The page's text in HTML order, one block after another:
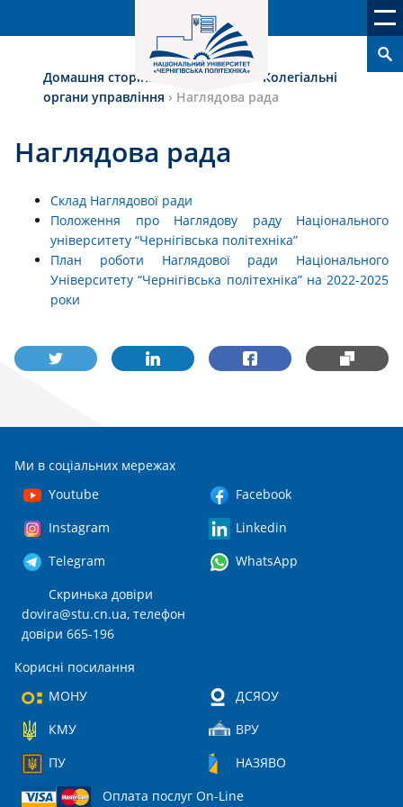
Домашня сторінка›Університет
Колегіальні
органи управління › Наглядова рада
Наглядова рада
Склад Наглядової ради
Положення про Наглядову раду Національного
університету “Чернігівська політехніка”
План роботи Наглядової ради Національного
Університету “Чернігівська політехніка” на 2022-2025
роки
Ми в соціальних мережах
Youtube
Facebook
Instagram
Linkedin
Telegram
WhatsApp
Скринька довіри
dovira@stu.cn.ua, телефон
довіри 665-196
Корисні посилання
МОНУ
ДСЯОУ
КМУ
ВРУ
ПУ
НАЗЯВО
Оплата послуг On-Line